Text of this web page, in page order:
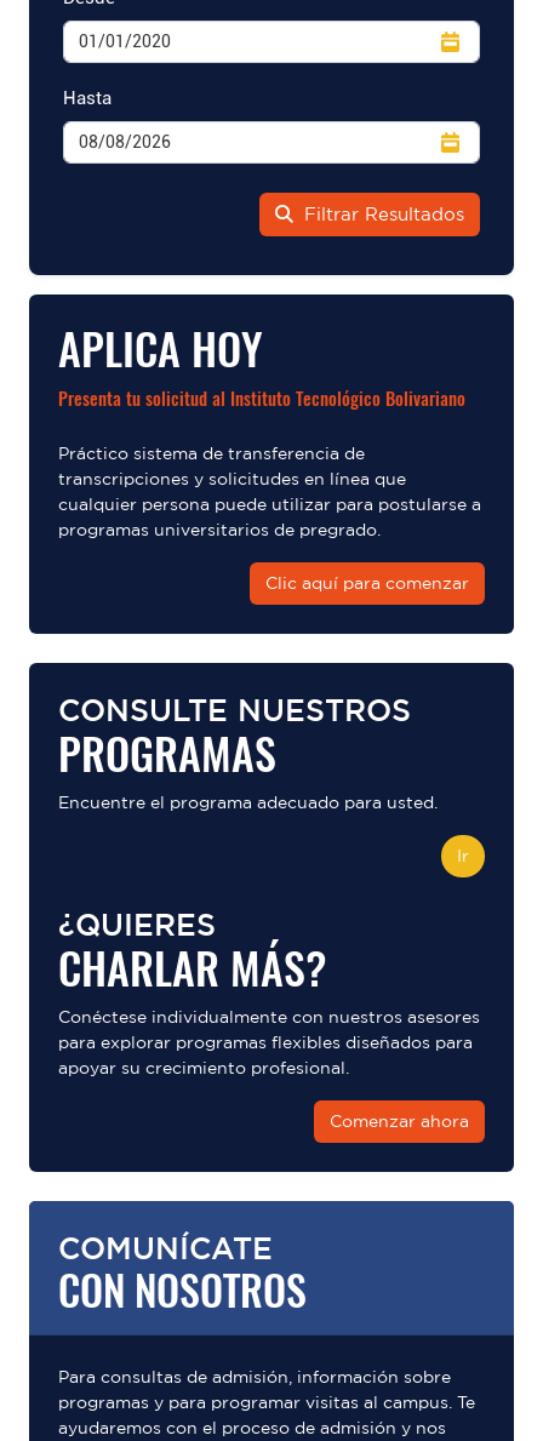
Hasta
Filtrar Resultados
APLICA HOY
Presenta tu solicitud al Instituto Tecnológico Bolivariano
Práctico sistema de transferencia de
transcripciones y solicitudes en línea que
cualquier persona puede utilizar para postularse a
programas universitarios de pregrado.
Clic aquí para comenzar
CONSULTE NUESTROS
PROGRAMAS
Encuentre el programa adecuado para usted.
Ir
¿QUIERES
CHARLAR MÁS?
Conéctese individualmente con nuestros asesores
para explorar programas flexibles diseñados para
apoyar su crecimiento profesional.
Comenzar ahora
COMUNÍCATE
CON NOSOTROS
Para consultas de admisión, información sobre
programas y para programar visitas al campus. Te
ayudaremos con el proceso de admisión y nos